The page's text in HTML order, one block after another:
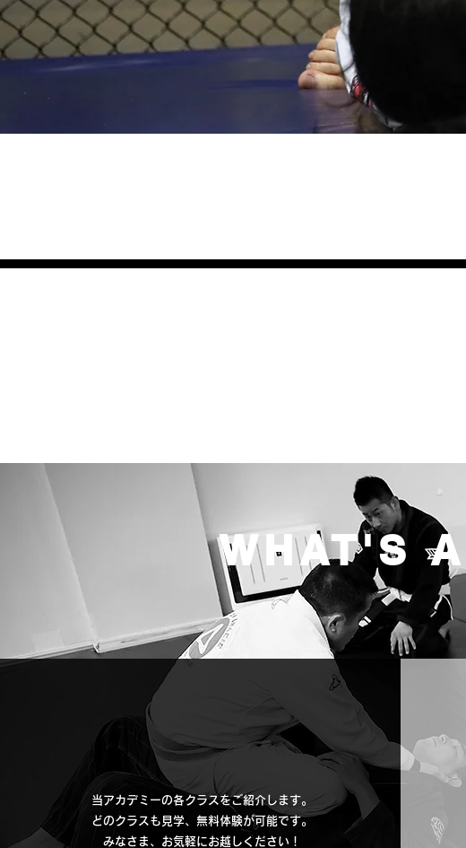
WHAT'S
CLASS
当アカデミーの各クラスをご紹介します。
どのクラスも見学、無料体験が可能です。
みなさま、お気軽にお越しください！